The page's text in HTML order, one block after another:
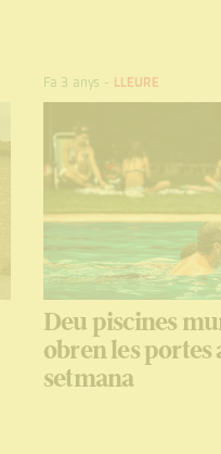
Fa 3 anys - LLEURE
Deu piscines
obren les portes
setmana